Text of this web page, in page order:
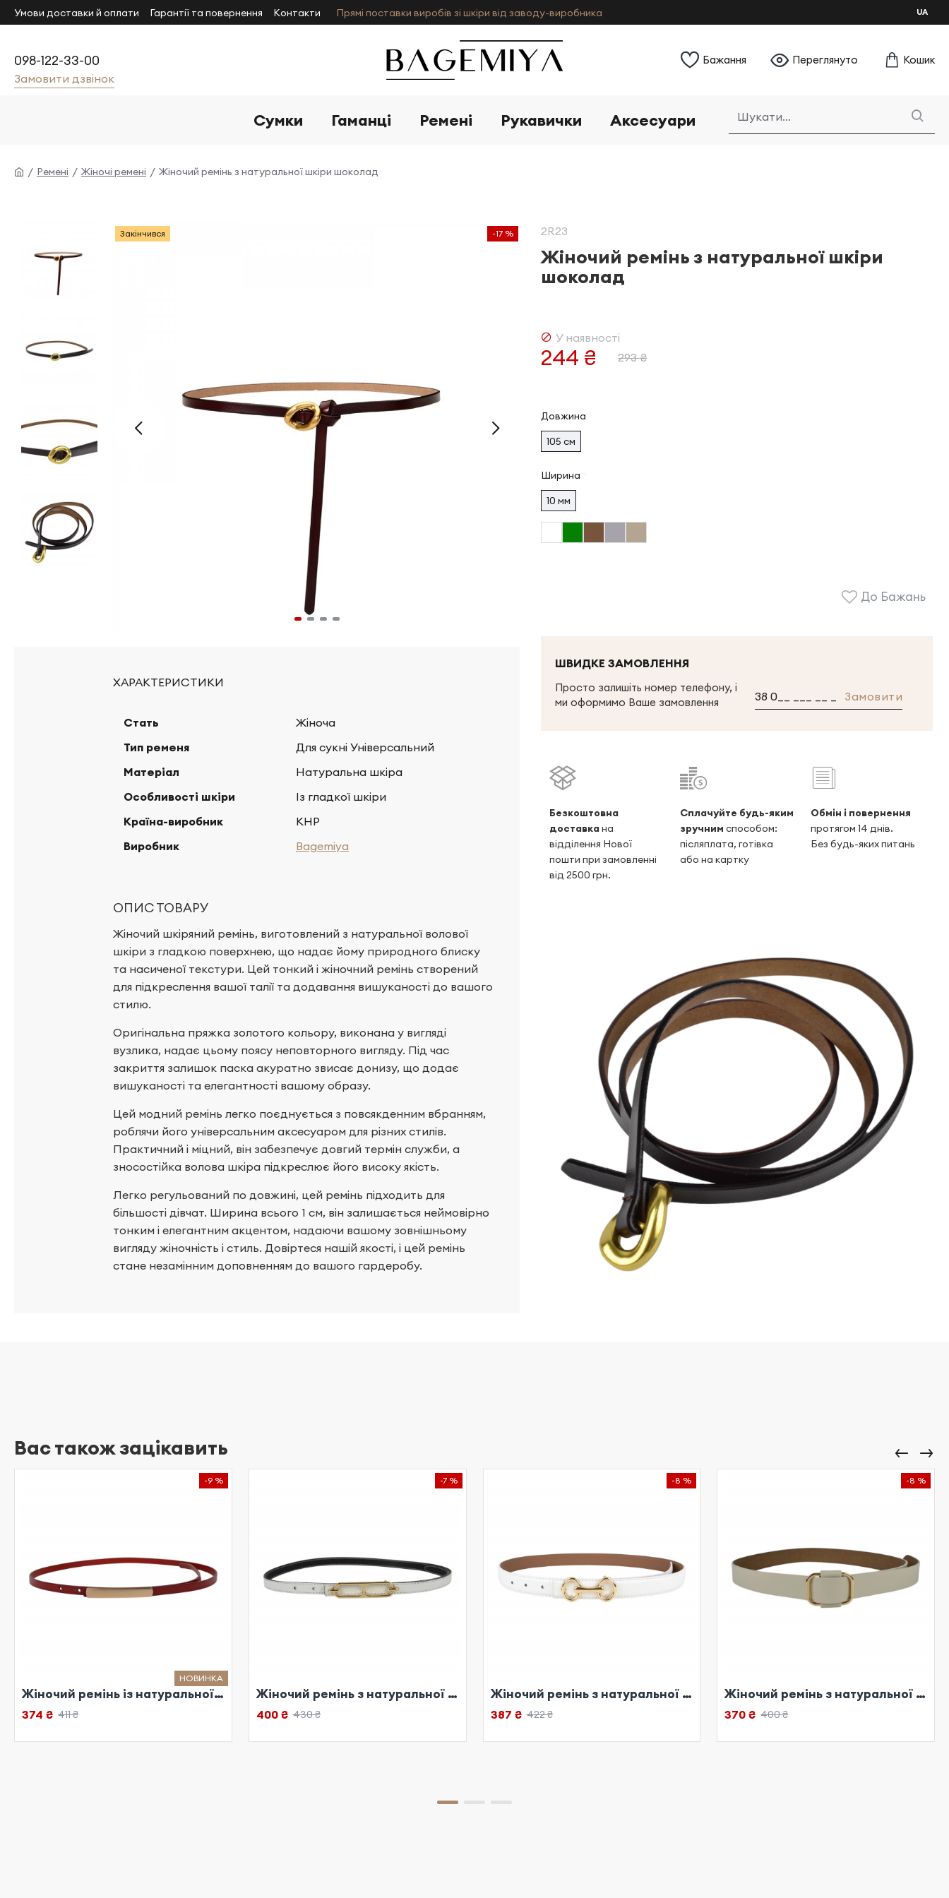
Умови доставки й оплати Гарантії та повернення Контакти Прямі поставки виробів зі шкіри від заводу-виробника UA
098-122-33-00
Замовити дзвінок
Бажання Переглянуто Кошик
Сумки Гаманці Ремені Рукавички Аксесуари
Ремені Жіночі ремені Жіночий ремінь з натуральної шкіри шоколад
-17 %
Закінчився
ХАРАКТЕРИСТИКИ
Стать
Жіноча
Тип ременя
Для сукні Універсальний
Матеріал
Натуральна шкіра
Особливості шкіри
Із гладкої шкіри
Країна-виробник
КНР
Виробник
Bagemiya
ОПИС ТОВАРУ
Жіночий шкіряний ремінь, виготовлений з натуральної волової
шкіри з гладкою поверхнею, що надає йому природного блиску
та насиченої текстури. Цей тонкий і жіночний ремінь створений
для підкреслення вашої талії та додавання вишуканості до вашого
стилю.
Оригінальна пряжка золотого кольору, виконана у вигляді
вузлика, надає цьому поясу неповторного вигляду. Під час
закриття залишок паска акуратно звисає донизу, що додає
вишуканості та елегантності вашому образу.
Цей модний ремінь легко поєднується з повсякденним вбранням,
роблячи його універсальним аксесуаром для різних стилів.
Практичний і міцний, він забезпечує довгий термін служби, а
зносостійка волова шкіра підкреслює його високу якість.
Легко регульований по довжині, цей ремінь підходить для
більшості дівчат. Ширина всього 1 см, він залишається неймовірно
тонким і елегантним акцентом, надаючи вашому зовнішньому
вигляду жіночність і стиль. Довіртеся нашій якості, і цей ремінь
стане незамінним доповненням до вашого гардеробу.
2R23
Жіночий ремінь з натуральної шкіри
шоколад
244 ₴ 293 ₴
У наявності
Довжина
105 см
Ширина
10 мм
До Бажань
ШВИДКЕ ЗАМОВЛЕННЯ
Просто залишіть номер телефону, і
ми оформимо Ваше замовлення
Замовити
Безкоштовна
доставкана
відділення Нової
пошти при замовленні
від 2500 грн.
Сплачуйте будь-яким
зручним способом:
післяплата, готівка
або на картку
Обмін і повернення
протягом 14 днів.
Без будь-яких питань
Вас також зацікавить
НОВИНКА
-9 %
Жіночий ремінь із натуральної шкіри червоний
374 ₴ 411 ₴
-7 %
Жіночий ремінь з натуральної шкіри білий
400 ₴ 430 ₴
-8 %
Жіночий ремінь з натуральної шкіри білий
387 ₴ 422 ₴
-8 %
Жіночий ремінь з натуральної шкіри білий
370 ₴ 400 ₴